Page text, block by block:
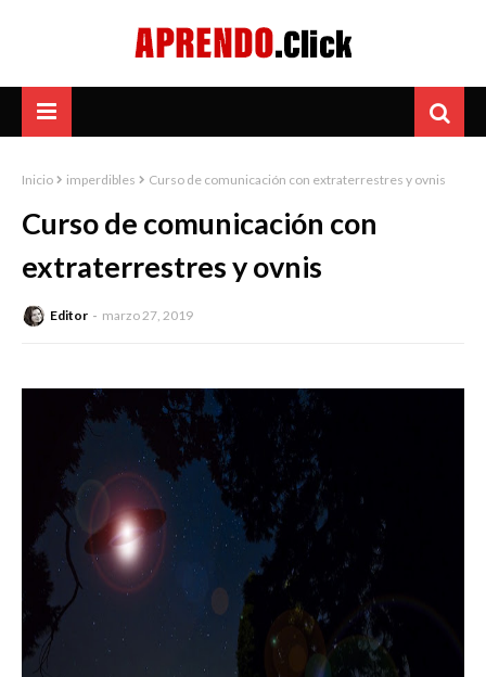
Inicio imperdibles Curso de comunicación con extraterrestres y ovnis
Curso de comunicación con
extraterrestres y ovnis
Editor marzo 27, 2019